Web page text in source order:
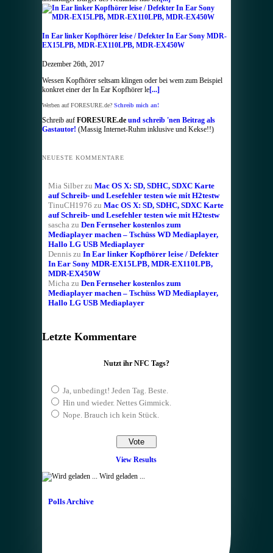
In Ear linker Kopfhörer leise / Defekter In Ear Sony MDR-
EX15LPB, MDR-EX110LPB, MDR-EX450W
Dezember 26th, 2017
Wessen Kopfhörer seltsam klingen oder bei wem zum Beispiel
konkret einer der In Ear Kopfhörer le[...]
Werben auf FORESURE.de? Schreib mich an!
Schreib auf FORESURE.de und schreib 'nen Beitrag als
Gastautor! (Massig Internet-Ruhm inklusive und Kekse!!)
NEUESTE KOMMENTARE
Mia Silberzu Mac OS X: SD, SDHC, SDXC Karte
auf Schreib- und Lesefehler testen wie mit H2testw
TinuCH1976 zu Mac OS X: SD, SDHC, SDXC Karte
auf Schreib- und Lesefehler testen wie mit H2testw
saschazu Den Fernseher kostenlos zum
Mediaplayer machen – Tschüss WD Mediaplayer,
Hallo LG USB Mediaplayer
Denniszu In Ear linker Kopfhörer leise / Defekter
In Ear Sony MDR-EX15LPB, MDR-EX110LPB,
MDR-EX450W
Michazu Den Fernseher kostenlos zum
Mediaplayer machen – Tschüss WD Mediaplayer,
Hallo LG USB Mediaplayer
Letzte Kommentare
Nutzt ihr NFC Tags?
Ja, unbedingt! Jeden Tag. Beste.
Hin und wieder. Nettes Gimmick.
Nope. Brauch ich kein Stück.
View Results
Wird geladen ...
Polls Archive